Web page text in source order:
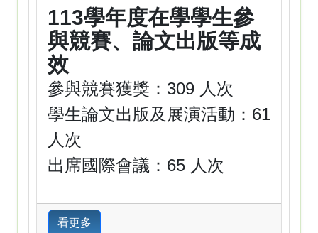
113學年度在學學生參
與競賽、論文出版等成
效
參與競賽獲獎：309 人次
學生論文出版及展演活動：61
人次
出席國際會議：65 人次
看更多